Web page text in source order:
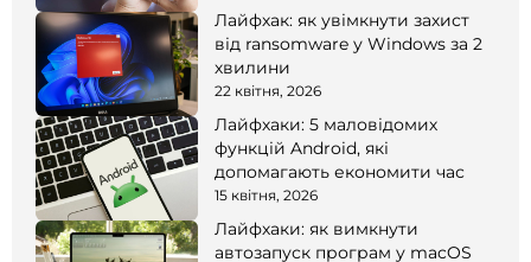
Лайфхак: як увімкнути захист
від ransomware у Windows за 2
хвилини
22 квітня, 2026
Лайфхаки: 5 маловідомих
функцій Android, які
допомагають економити час
15 квітня, 2026
Лайфхаки: як вимкнути
автозапуск програм у macOS